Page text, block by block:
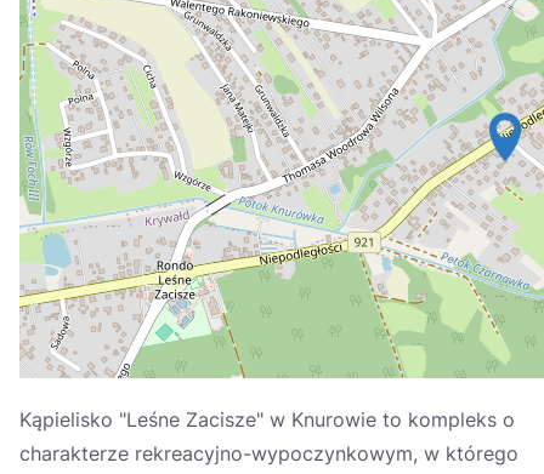
Português
Suomi
Україна
Zamknij
Kąpielisko "Leśne Zacisze" w Knurowie to kompleks o
charakterze rekreacyjno-wypoczynkowym, w którego